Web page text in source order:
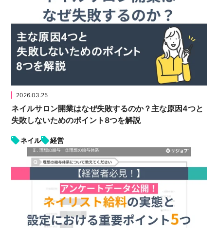
2026.03.25
ネイルサロン開業はなぜ失敗するのか？主な原因4つと
失敗しないためのポイント8つを解説
ネイル 経営